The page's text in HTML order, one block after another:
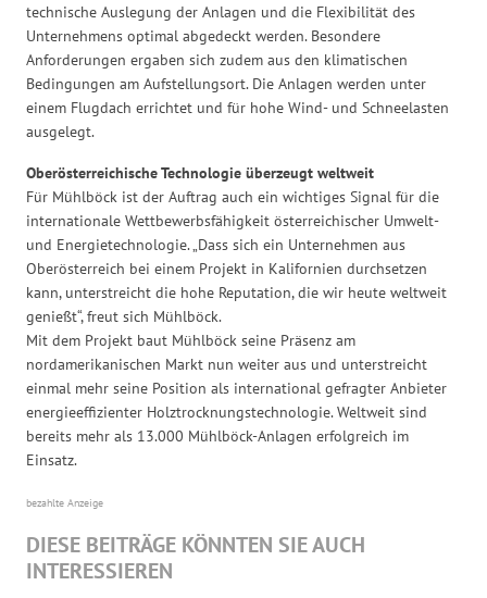
technische Auslegung der Anlagen und die Flexibilität des
Unternehmens optimal abgedeckt werden. Besondere
Anforderungen ergaben sich zudem aus den klimatischen
Bedingungen am Aufstellungsort. Die Anlagen werden unter
einem Flugdach errichtet und für hohe Wind- und Schneelasten
ausgelegt.
Oberösterreichische Technologie überzeugt weltweit
Für Mühlböck ist der Auftrag auch ein wichtiges Signal für die
internationale Wettbewerbsfähigkeit österreichischer Umwelt-
und Energietechnologie. „Dass sich ein Unternehmen aus
Oberösterreich bei einem Projekt in Kalifornien durchsetzen
kann, unterstreicht die hohe Reputation, die wir heute weltweit
genießt“, freut sich Mühlböck.
Mit dem Projekt baut Mühlböck seine Präsenz am
nordamerikanischen Markt nun weiter aus und unterstreicht
einmal mehr seine Position als international gefragter Anbieter
energieeffizienter Holztrocknungstechnologie. Weltweit sind
bereits mehr als 13.000 Mühlböck-Anlagen erfolgreich im
Einsatz.
bezahlte Anzeige
DIESE BEITRÄGE KÖNNTEN SIE AUCH
INTERESSIEREN